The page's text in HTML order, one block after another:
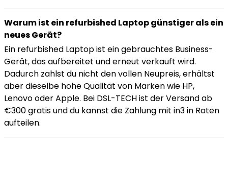
Warum ist ein refurbished Laptop günstiger als ein
neues Gerät?
Ein refurbished Laptop ist ein gebrauchtes Business-
Gerät, das aufbereitet und erneut verkauft wird.
Dadurch zahlst du nicht den vollen Neupreis, erhältst
aber dieselbe hohe Qualität von Marken wie HP,
Lenovo oder Apple. Bei DSL-TECH ist der Versand ab
€300 gratis und du kannst die Zahlung mit in3 in Raten
aufteilen.